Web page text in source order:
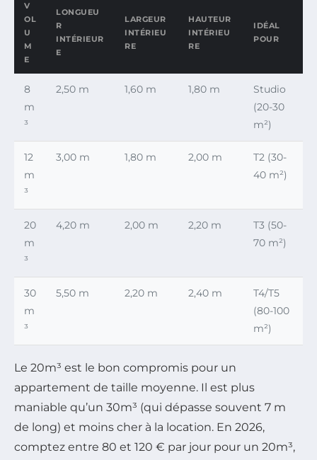
V
OL
U
M
E
LONGUEU
R
INTÉRIEUR
E
LARGEUR
INTÉRIEU
RE
HAUTEUR
INTÉRIEU
RE
IDÉAL
POUR
8
m
³
2,50 m 1,60 m 1,80 m
Studio
(20-30
m²)
12
m
³
3,00 m 1,80 m 2,00 m
T2 (30-
40 m²)
20
m
³
4,20 m 2,00 m 2,20 m
T3 (50-
70 m²)
30
m
³
5,50 m 2,20 m 2,40 m
T4/T5
(80-100
m²)
Le 20m³ est le bon compromis pour un
appartement de taille moyenne. Il est plus
maniable qu’un 30m³ (qui dépasse souvent 7 m
de long) et moins cher à la location. En 2026,
comptez entre 80 et 120 € par jour pour un 20m³,